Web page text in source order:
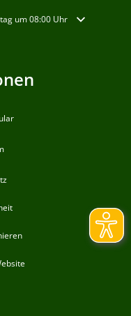
auszublenden
um 08:00 Uhr